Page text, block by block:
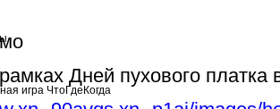
игра ЧтоГдеКогда
Дней пухового платка